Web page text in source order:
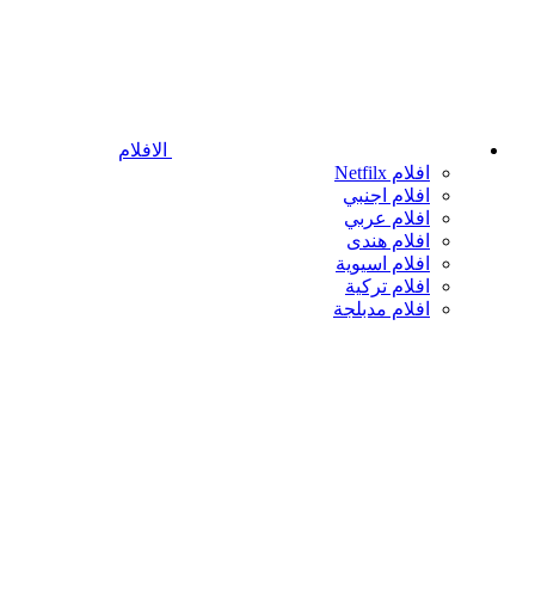
الافلام
افلام Netfilx
افلام اجنبي
افلام عربي
افلام هندى
افلام اسيوية
افلام تركية
افلام مدبلجة